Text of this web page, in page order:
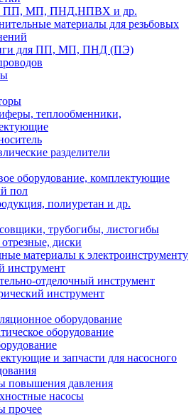
ПП, МП, ПНД,НПВХ и др.
материалы для резьбовых
для ПП, МП, ПНД (ПЭ)
теплообменники,
разделители
оборудование, комплектующие
пол
полиуретан и др.
трубогибы, листогибы
диски
материалы к электроинструменту
инструмент
отделочный инструмент
инструмент
оборудование
оборудование
и запчасти для насосного
повышения давления
насосы
прочее